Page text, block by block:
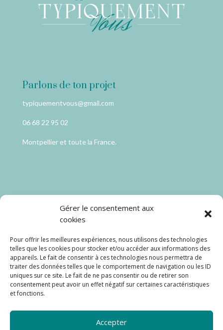
Gérer le consentement aux
cookies
Pour offrir les meilleures expériences, nous utilisons des technologies
telles que les cookies pour stocker et/ou accéder aux informations des
appareils. Le fait de consentir à ces technologies nous permettra de
traiter des données telles que le comportement de navigation ou les ID
uniques sur ce site. Le fait de ne pas consentir ou de retirer son
consentement peut avoir un effet négatif sur certaines caractéristiques
et fonctions.
Accepter
Parlons de ton projet
typiquementvous@gmail.com
06 68 22 95 02
Montpellier et toute la France.
Catégories
Seconde main
Carte cadeau
Partageons ensemble